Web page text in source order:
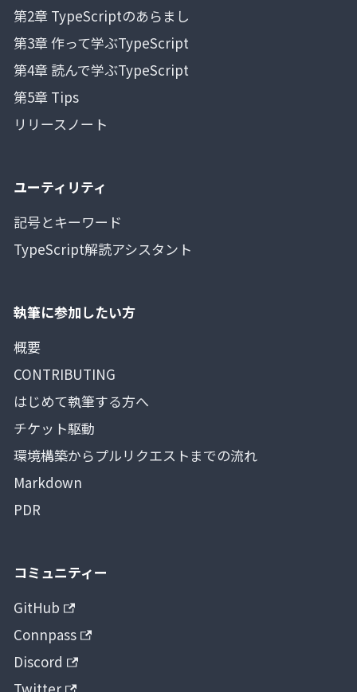
第2章 TypeScriptのあらまし
第3章 作って学ぶTypeScript
第4章 読んで学ぶTypeScript
第5章 Tips
リリースノート
ユーティリティ
記号とキーワード
TypeScript解読アシスタント
執筆に参加したい方
概要
CONTRIBUTING
はじめて執筆する方へ
チケット駆動
環境構築からプルリクエストまでの流れ
Markdown
PDR
コミュニティー
GitHub
Connpass
Discord